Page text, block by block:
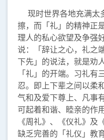
现时世界各地充满太
擦，而「礼」的精神正
理人的私心欲望及争强
说：「辞让之心，礼之
下先」的说法，就是劝
「礼」的开端。习礼
忍。即上下辈之间以柔
气和及爱下尊上、凡事
可起着和谐、睦亲的作
《周礼》、《仪礼》及
缺乏完善的「礼仪」教育